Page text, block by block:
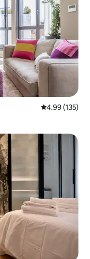
औसत रेटिंग 5 में से
4.99 (135)